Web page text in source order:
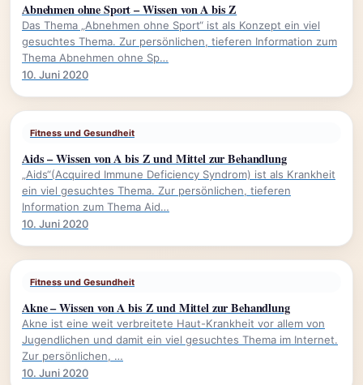
Abnehmen ohne Sport – Wissen von A bis Z
Das Thema „Abnehmen ohne Sport“ ist als Konzept ein viel
gesuchtes Thema. Zur persönlichen, tieferen Information zum
Thema Abnehmen ohne Sp…
10. Juni 2020
Fitness und Gesundheit
Aids – Wissen von A bis Z und Mittel zur Behandlung
„Aids“(Acquired Immune Deficiency Syndrom) ist als Krankheit
ein viel gesuchtes Thema. Zur persönlichen, tieferen
Information zum Thema Aid…
10. Juni 2020
Fitness und Gesundheit
Akne – Wissen von A bis Z und Mittel zur Behandlung
Akne ist eine weit verbreitete Haut-Krankheit vor allem von
Jugendlichen und damit ein viel gesuchtes Thema im Internet.
Zur persönlichen, …
10. Juni 2020